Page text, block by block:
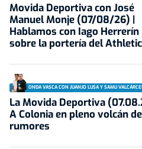
Movida Deportiva con José
Manuel Monje (07/08/26) |
Hablamos con Iago Herrerín
sobre la portería del Athletic
ONDA VASCA CON JUANJO LUSA Y SAMU
La Movida Deportiva
A Colonia en pleno volcán de
rumores